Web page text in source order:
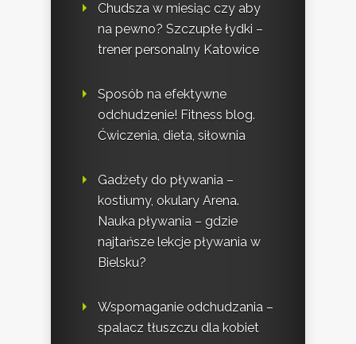
Chudsza w miesiąc czy aby
na pewno? Szczupłe łydki –
trener personalny Katowice
Sposób na efektywne
odchudzenie! Fitness blog.
Ćwiczenia, dieta, siłownia
Gadżety do pływania –
kostiumy, okulary Arena.
Nauka pływania – gdzie
najtańsze lekcje pływania w
Bielsku?
Wspomaganie odchudzania –
spalacz tłuszczu dla kobiet